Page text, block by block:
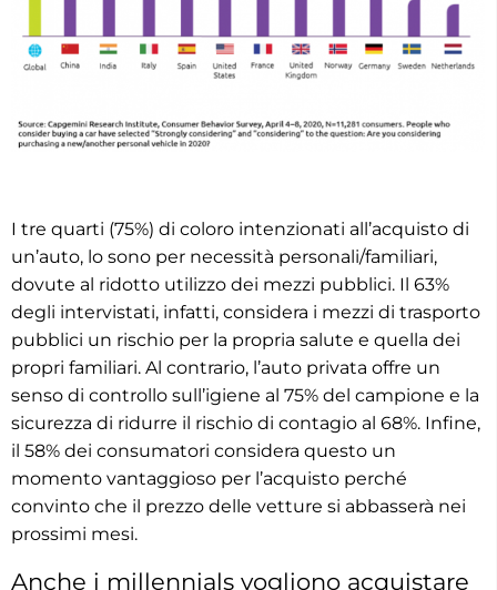
I tre quarti (75%) di coloro intenzionati all’acquisto di
un’auto, lo sono per necessità personali/familiari,
dovute al ridotto utilizzo dei mezzi pubblici. Il 63%
degli intervistati, infatti, considera i mezzi di trasporto
pubblici un rischio per la propria salute e quella dei
propri familiari. Al contrario, l’auto privata offre un
senso di controllo sull’igiene al 75% del campione e la
sicurezza di ridurre il rischio di contagio al 68%. Infine,
il 58% dei consumatori considera questo un
momento vantaggioso per l’acquisto perché
convinto che il prezzo delle vetture si abbasserà nei
prossimi mesi.
Anche i millennials vogliono acquistare